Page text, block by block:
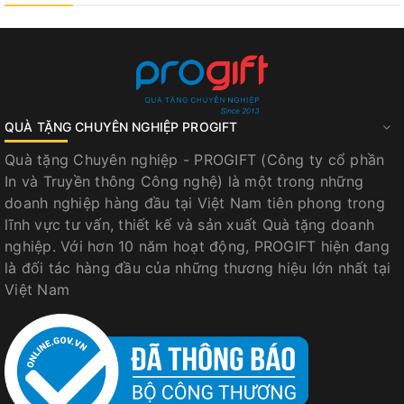
1. Thể Hiện Hình Ảnh Thương Hiệu
Thiết kế hộp riêng theo màu sắc, logo và nhận diện
thương hiệu giúp doanh nghiệp tạo dấu ấn chuyên
nghiệp. Đây là hình thức marketing hiệu quả thông qua
những mónquà tặng bánh trung thucao cấp.
2. Gia Tăng Giá Trị Món Quà
Một chiếc hộp được thiết kế tinh tế sẽ khiến mónbánh
trung thu làm quà tặng
hợp để gửi tặng khách VIP, đối tác chiến lược hay cấp
quản lý.
3. Gắn Kết Quan Hệ Đối Tác
QUÀ TẶNG CHUYÊN NGHIỆP PROGIFT
Quà tặng Chuyên nghiệp - PROGIFT (Công ty cổ phần
In và Truyền thông Công nghệ) là một trong những
doanh nghiệp hàng đầu tại Việt Nam tiên phong trong
lĩnh vực tư vấn, thiết kế và sản xuất Quà tặng doanh
nghiệp. Với hơn 10 năm hoạt động, PROGIFT hiện đang
là đối tác hàng đầu của những thương hiệu lớn nhất tại
Việt Nam